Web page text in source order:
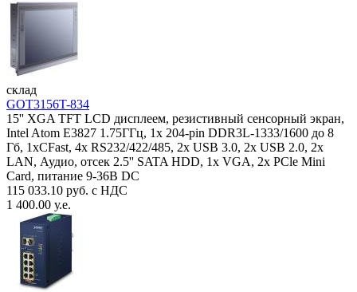
склад
GOT3156T-834
15'' XGA TFT LCD дисплеем, резистивный сенсорный экран,
Intel Atom E3827 1.75ГГц, 1x 204-pin DDR3L-1333/1600 до 8
Гб, 1xCFast, 4x RS232/422/485, 2x USB 3.0, 2x USB 2.0, 2x
LAN, Аудио, отсек 2.5'' SATA HDD, 1x VGA, 2x PCle Mini
Card, питание 9-36В DC
115 033.10 руб. с НДС
1 400.00 у.е.